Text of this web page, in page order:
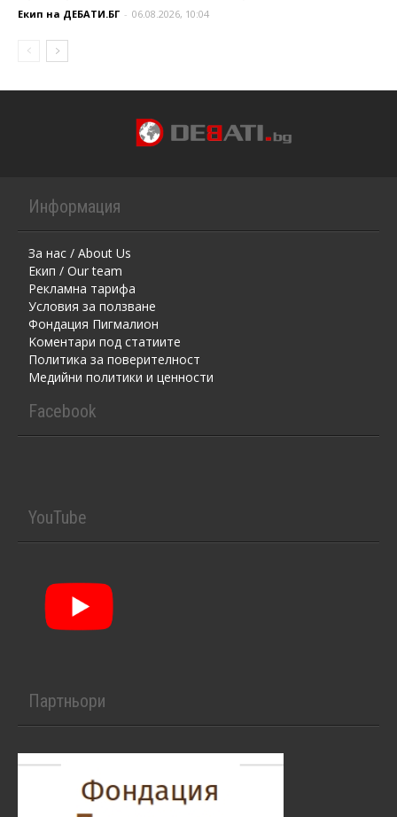
Екип на ДЕБАТИ.БГ - 06.08.2026, 10:04
Информация
За нас / About Us
Екип / Our team
Рекламна тарифа
Условия за ползване
Фондация Пигмалион
Kоментaри под статиите
Политика за поверителност
Медийни политики и ценности
Facebook
YouTube
Партньори